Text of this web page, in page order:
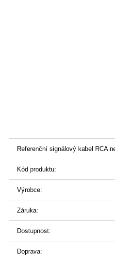
Referenční signálový kabel RCA
Kód produktu:
Výrobce:
Záruka:
Dostupnost:
Doprava: